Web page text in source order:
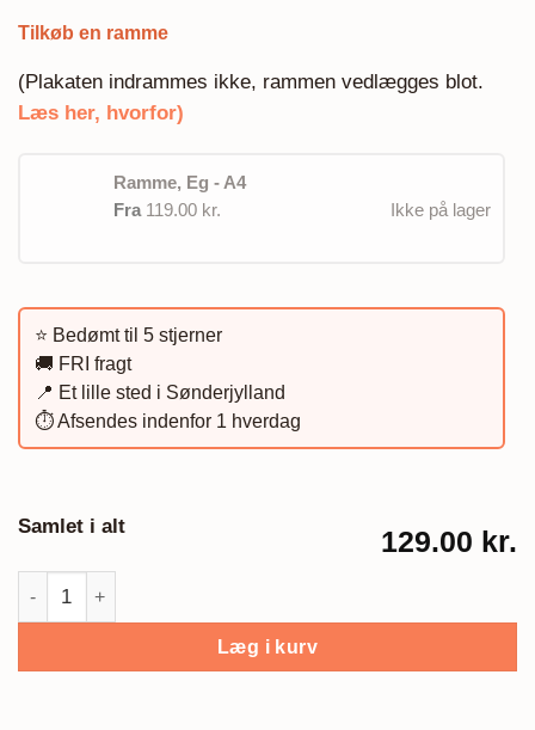
Tilkøb en ramme
(Plakaten indrammes ikke, rammen vedlægges blot.
Læs her, hvorfor)
Ramme, Eg - A4
Fra 119.00 kr. Ikke på lager
⭐️ Bedømt til 5 stjerner
🚚 FRI fragt
📍 Et lille sted i Sønderjylland
⏱️ Afsendes indenfor 1 hverdag
Samlet i alt 129.00 kr.
Søbrise grøn, Grafisk plakat antal
Læg i kurv